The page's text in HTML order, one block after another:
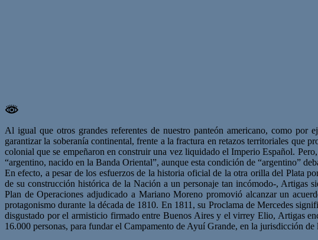
Al igual que otros grandes referentes de nuestro panteón americano, como
garantizar la soberanía continental, frente a la fractura en retazos territoriales que
colonial que se empeñaron en construir una vez liquidado el Imperio Español.
“argentino, nacido en la Banda Oriental”, aunque esta condición de “argentino”
En efecto, a pesar de los esfuerzos de la historia oficial de la otra orilla del Plata
de su construcción histórica de la Nación a un personaje tan incómodo-, Artigas
Plan de Operaciones adjudicado a Mariano Moreno promovió alcanzar un
protagonismo durante la década de 1810. En 1811, su Proclama de Mercedes
disgustado por el armisticio firmado entre Buenos Aires y el virrey Elio, Artigas
16.000 personas, para fundar el Campamento de Ayuí Grande, en la jurisdicción de